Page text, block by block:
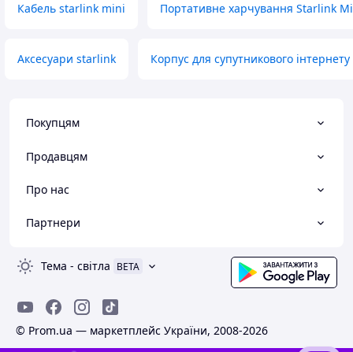
Кабель starlink mini Портативне харчування Starlink
Аксесуари starlink Корпус для супутникового інтернету
Покупцям
Продавцям
Про нас
Партнери
Тема - світла BETA
© Prom.ua — маркетплейс України, 2008-2026